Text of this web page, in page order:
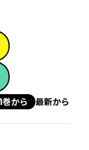
巻から 最新から